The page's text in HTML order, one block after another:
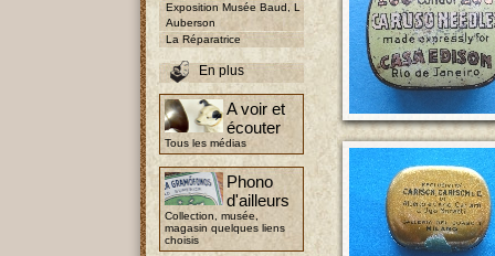
Exposition Musée Baud, L
Auberson
La Réparatrice
En plus
A voir et
écouter
Tous les médias
Phono
d'ailleurs
Collection, musée,
magasin quelques liens
choisis